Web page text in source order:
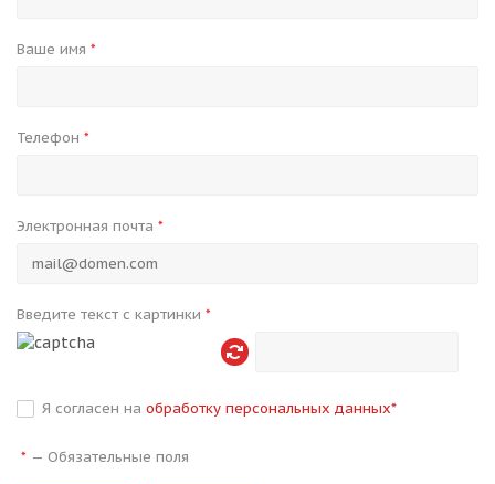
Ваше имя *
Телефон *
Электронная почта *
Введите текст с картинки *
Я согласен на обработку персональных данных*
* — Обязательные поля